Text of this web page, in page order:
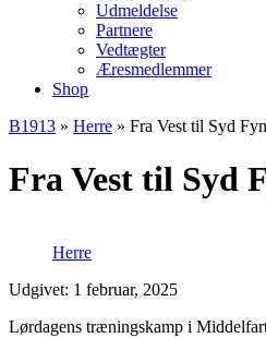
Udmeldelse
Partnere
Vedtægter
Æresmedlemmer
Shop
B1913 » Herre » Fra Vest til Syd Fyn
Fra Vest til Syd
Herre
Udgivet: 1 februar, 2025
Lørdagens træningskamp i